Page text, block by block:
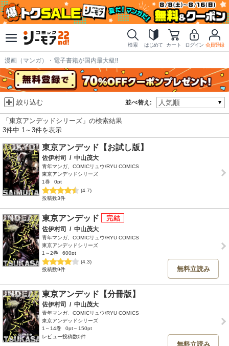
検索 はじめて カート ログイン 会員登録
漫画（マンガ）・電子書籍が国内最大級!!
並べ替え:
絞り込む
「東京アンデッドシリーズ」の検索結果
3件中 1～3件を表示
東京アンデッド【お試し版】
佐伊村司 / 中山茂大
青年マンガ、COMICリュウ/RYU COMICS
東京アンデッドシリーズ
1巻
0pt
(4.7)
投稿数3件
東京アンデッド
佐伊村司 / 中山茂大
青年マンガ、COMICリュウ/RYU COMICS
東京アンデッドシリーズ
1～2巻
600pt
(4.3)
投稿数9件
無料立読み
東京アンデッド【分冊版】
佐伊村司 / 中山茂大
青年マンガ、COMICリュウ/RYU COMICS
東京アンデッドシリーズ
1～14巻
0pt～150pt
レビュー投稿数0件
無料立読み